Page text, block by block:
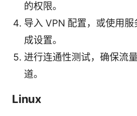
的权限。
导入 VPN 配置，或使用
成设置。
进行连通性测试，确保流
道。
Linux